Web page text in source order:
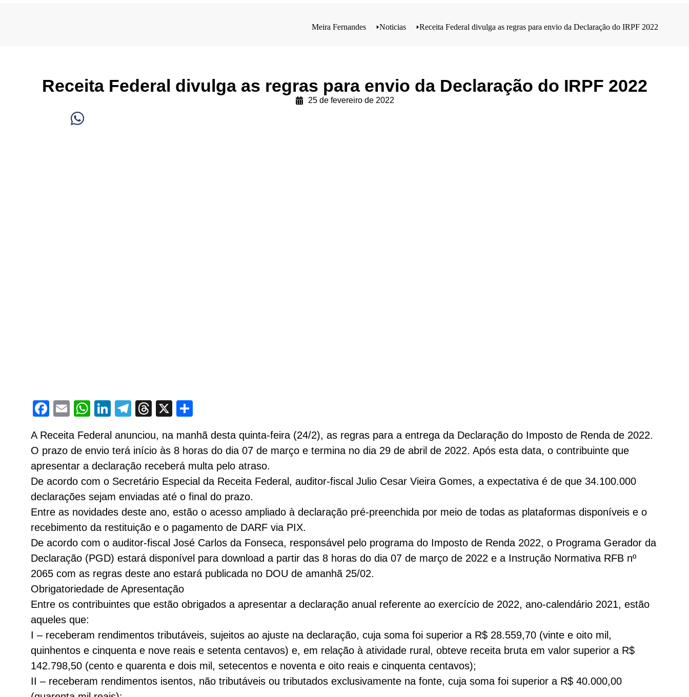
Meira Fernandes 🢒Noticias 🢒Receita Federal divulga as regras para envio da Declaração do IRPF 2022
Receita Federal divulga as regras para envio da Declaração do IRPF 2022
25 de fevereiro de 2022
Facebook
EmailWhatsApp
LinkedIn
Telegram
Threads
X
A Receita Federal anunciou, na manhã desta quinta-feira (24/2), as regras para a entrega da Declaração do Imposto de Renda de 2022.
O prazo de envio terá início às 8 horas do dia 07 de março e termina no dia 29 de abril de 2022. Após esta data, o contribuinte que
apresentar a declaração receberá multa pelo atraso.
De acordo com o Secretário Especial da Receita Federal, auditor-fiscal Julio Cesar Vieira Gomes, a expectativa é de que 34.100.000
declarações sejam enviadas até o final do prazo.
Entre as novidades deste ano, estão o acesso ampliado à declaração pré-preenchida por meio de todas as plataformas disponíveis e o
recebimento da restituição e o pagamento de DARF via PIX.
De acordo com o auditor-fiscal José Carlos da Fonseca, responsável pelo programa do Imposto de Renda 2022, o Programa Gerador da
Declaração (PGD) estará disponível para download a partir das 8 horas do dia 07 de março de 2022 e a Instrução Normativa RFB nº
2065 com as regras deste ano estará publicada no DOU de amanhã 25/02.
Obrigatoriedade de Apresentação
Entre os contribuintes que estão obrigados a apresentar a declaração anual referente ao exercício de 2022, ano-calendário 2021, estão
aqueles que:
I – receberam rendimentos tributáveis, sujeitos ao ajuste na declaração, cuja soma foi superior a R$ 28.559,70 (vinte e oito mil,
quinhentos e cinquenta e nove reais e setenta centavos) e, em relação à atividade rural, obteve receita bruta em valor superior a R$
142.798,50 (cento e quarenta e dois mil, setecentos e noventa e oito reais e cinquenta centavos);
II – receberam rendimentos isentos, não tributáveis ou tributados exclusivamente na fonte, cuja soma foi superior a R$ 40.000,00